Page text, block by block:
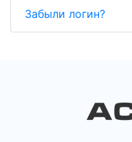
Забыли логин?